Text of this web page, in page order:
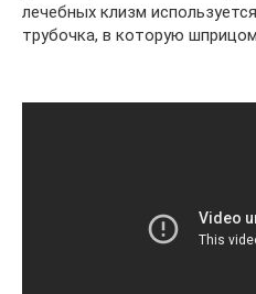
лечебных клизм
трубочка, в которую